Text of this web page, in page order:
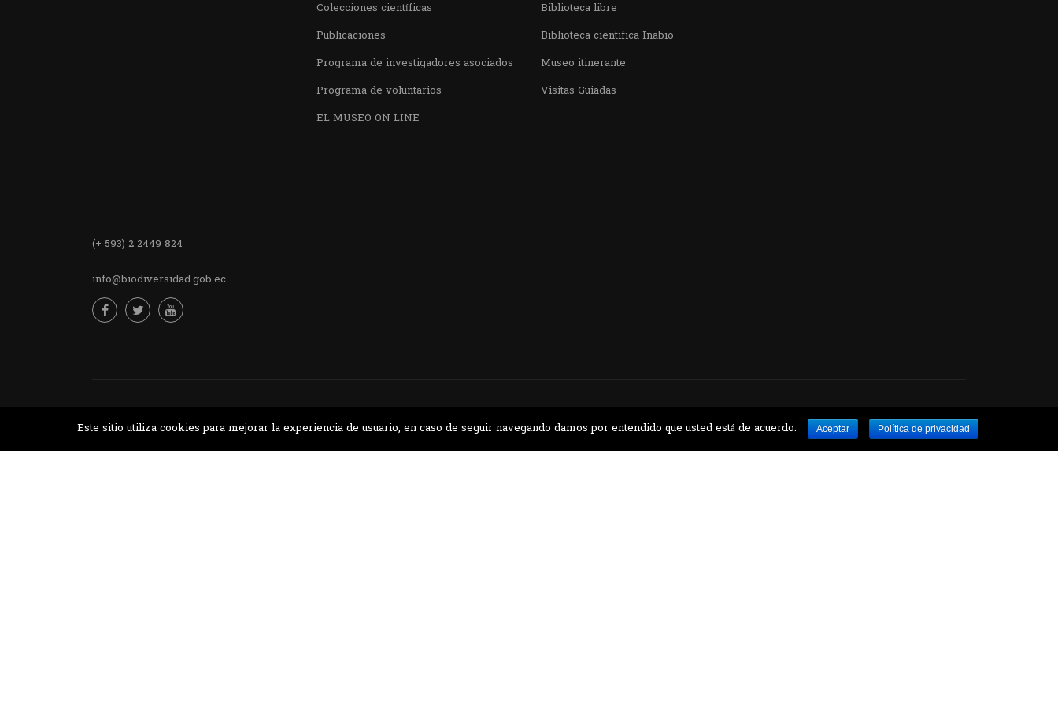
(+ 593) 2 2449 824
info@biodiversidad.gob.ec
Colecciones científicas
Publicaciones
Programa de investigadores asociados
Programa de voluntarios
EL MUSEO ON LINE
Biblioteca libre
Biblioteca cientifica Inabio
Museo itinerante
Visitas Guiadas
Este sitio utiliza cookies para mejorar la experiencia de usuario, en caso de seguir navegando damos por entendido que usted está de acuerdo. Aceptar Política de privacidad